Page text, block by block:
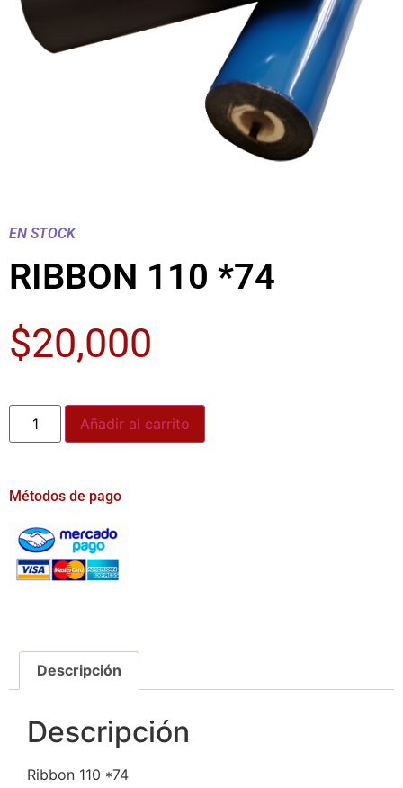
EN STOCK
RIBBON 110 *74
$20,000
Añadir al carrito
Métodos de pago
Descripción
Descripción
Ribbon 110 *74